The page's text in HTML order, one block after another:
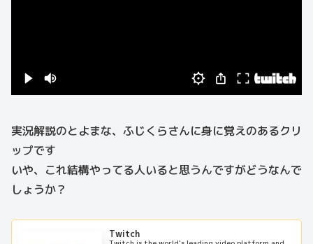
実況解説のとよまな、ふじくらさんに身に覚えのあるクリ
ップです
いや、これ結構やってる人いると思うんですがどうなんで
しょうか？
Twitch